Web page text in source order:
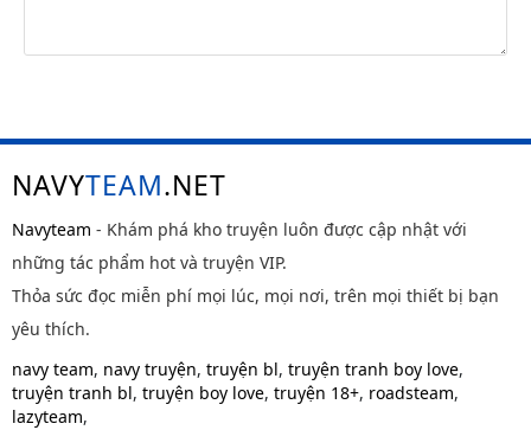
NAVYTEAM.NET
Navyteam - Khám phá kho truyện luôn được cập nhật với
những tác phẩm hot và truyện VIP.
Thỏa sức đọc miễn phí mọi lúc, mọi nơi, trên mọi thiết bị bạn
yêu thích.
navy team, navy truyện, truyện bl, truyện tranh boy love,
truyện tranh bl, truyện boy love, truyện 18+, roadsteam,
lazyteam,